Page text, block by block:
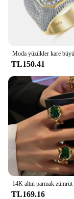
TL150.41
TL169.16